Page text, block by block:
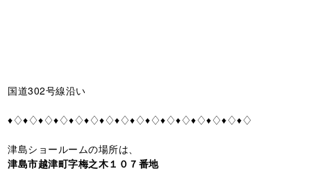
国道302号線沿い
♦♢♦♢♦♢♦♢♦♢♦♢♦♢♦♢♦♢♦♢♦♢♦♢♦♢♦♢♦♢♦♢
津島ショールームの場所は、
津島市越津町字梅之木１０７番地